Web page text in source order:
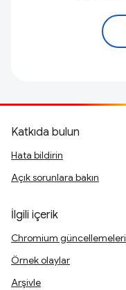
Katkıda bulun
Hata bildirin
Açık sorunlara bakın
İlgili içerik
Chromium güncellemeleri
Örnek olaylar
Arşivle